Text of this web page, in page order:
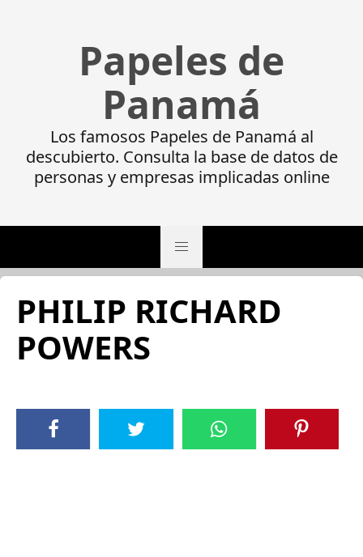
Papeles de
Panamá
Los famosos Papeles de Panamá al
descubierto. Consulta la base de datos de
personas y empresas implicadas online
PHILIP RICHARD
POWERS